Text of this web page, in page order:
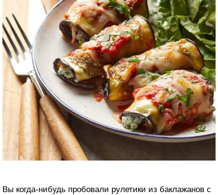
Вы когда-нибудь пробовали рулетики из баклажанов с